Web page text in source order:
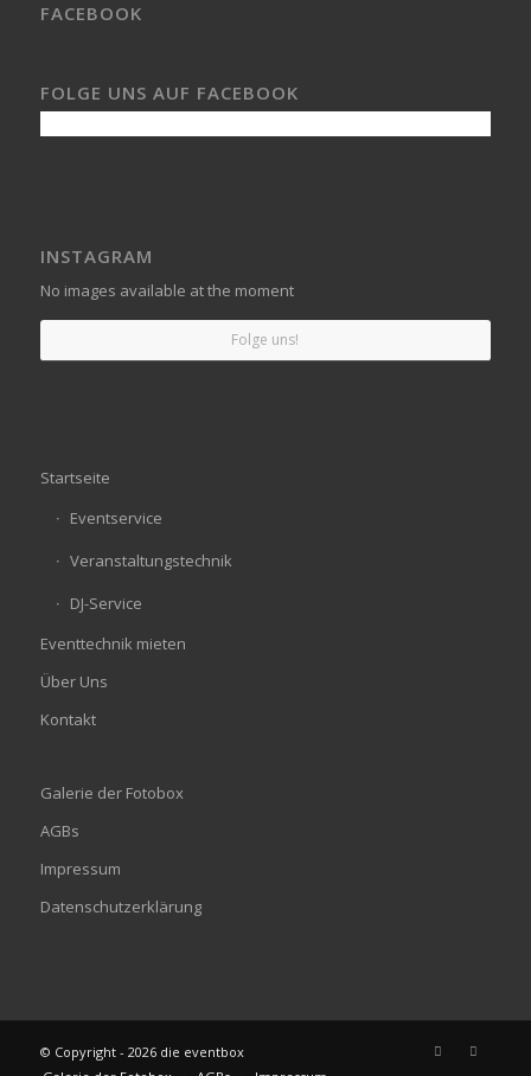
FACEBOOK
FOLGE UNS AUF FACEBOOK
INSTAGRAM
No images available at the moment
Folge uns!
Startseite
Eventservice
Veranstaltungstechnik
DJ-Service
Eventtechnik mieten
Über Uns
Kontakt
Galerie der Fotobox
AGBs
Impressum
Datenschutzerklärung
© Copyright - 2026 die eventbox